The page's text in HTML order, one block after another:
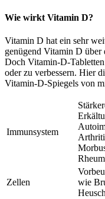
Wie wirkt Vitamin D?
Vitamin D hat ein sehr
genügend Vitamin D über
Doch Vitamin-D-
oder zu verbessern. Hier
Vitamin-D-Spiegels von
Immunsystem
Zellen
wie